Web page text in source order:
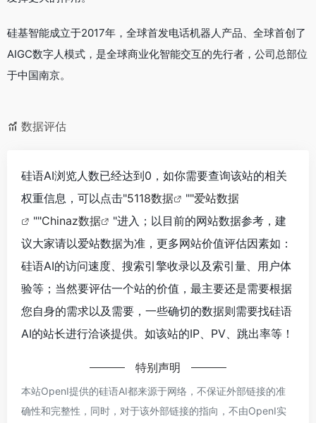
硅基智能成立于2017年，全球首发电话机器人产品、全球首创了
AIGC数字人模式，是全球商业化智能交互的先行者，公司总部位
于中国南京。
数据评估
硅语AI浏览人数已经达到0，如你需要查询该站的相关
权重信息，可以点击"5118数据 ""爱站数据
""Chinaz数据
"进入；以目前的网站数据参考，建
议大家请以爱站数据为准，更多网站价值评估因素如：
硅语AI的访问速度、搜索引擎收录以及索引量、用户体
验等；当然要评估一个站的价值，最主要还是需要根据
您自身的需求以及需要，一些确切的数据则需要找硅语
AI的站长进行洽谈提供。如该站的IP、PV、跳出率等！
特别声明
本站OpenI提供的硅语AI都来源于网络，不保证外部链接的准
确性和完整性，同时，对于该外部链接的指向，不由OpenI实